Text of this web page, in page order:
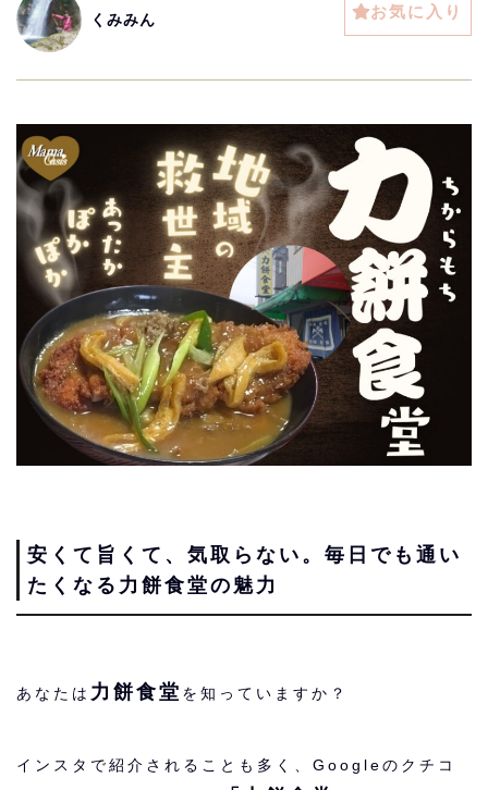
くみみん お気に入り
安くて旨くて、気取らない。毎日でも通い
たくなる力餅食堂の魅力
あなたは 力餅食堂 を知っていますか？
インスタで紹介されることも多く、Googleのクチコ